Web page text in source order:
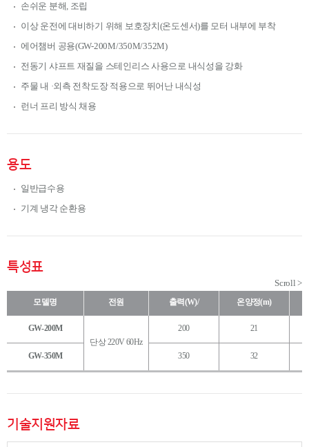
손쉬운 분해, 조립
이상 운전에 대비하기 위해 보호장치(온도센서)를 모터 내부에 부착
에어챔버 공용(GW-200M/350M/352M)
전동기 샤프트 재질을 스테인리스 사용으로 내식성을 강화
주물 내 ·외측 전착도장 적용으로 뛰어난 내식성
런너 프리 방식 채용
용도
일반급수용
기계 냉각 순환용
특성표
모델명 전원 출력(W)/ 온양정(m)
GW-200M
단상 220V 60Hz
200 21
GW-350M 350 32
기술지원자료